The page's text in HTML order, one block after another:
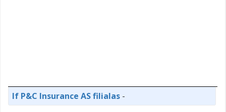
If P&C Insurance AS filialas -